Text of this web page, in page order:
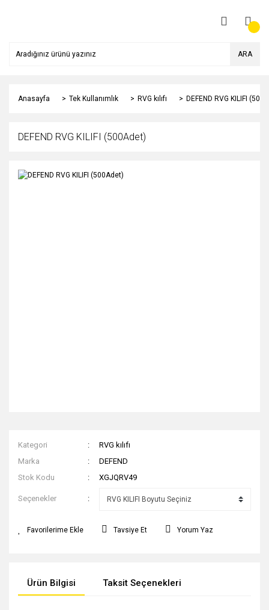
ARA
Anasayfa Tek Kullanımlık RVG kılıfı DEFEND RVG KILIFI
DEFEND RVG KILIFI (500Adet)
Kategori
RVG kılıfı
Marka
DEFEND
Stok Kodu
XGJQRV49
Seçenekler
Tavsiye Et Yorum Yaz
Ürün Bilgisi Taksit Seçenekleri